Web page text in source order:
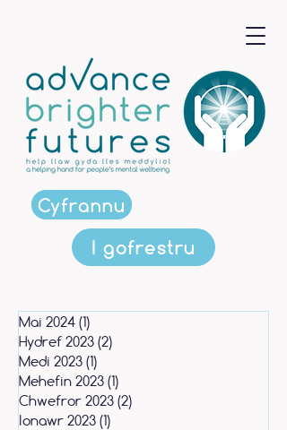
Cyfrannu
I gofrestru
Mai 2024 (1)
Hydref 2023 (2)
Medi 2023 (1)
Mehefin 2023 (1)
Chwefror 2023 (2)
Ionawr 2023 (1)